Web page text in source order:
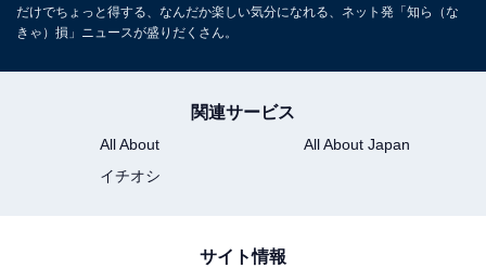
だけでちょっと得する、なんだか楽しい気分になれる、ネット発「知ら（な
きゃ）損」ニュースが盛りだくさん。
関連サービス
All About
All About Japan
イチオシ
サイト情報